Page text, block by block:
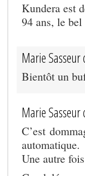
Kundera est
94 ans, le
Marie Sasseur
Bientôt un
Marie Sasseur
C’est
automatique.
Une autre